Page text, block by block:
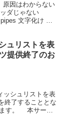
原因はわからない
ダじゃない
文字化け そ
ュリストを表
提供終了のお
ッシュリストを表
終了することとな
ます。 本サービ